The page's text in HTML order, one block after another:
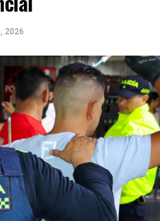
2026